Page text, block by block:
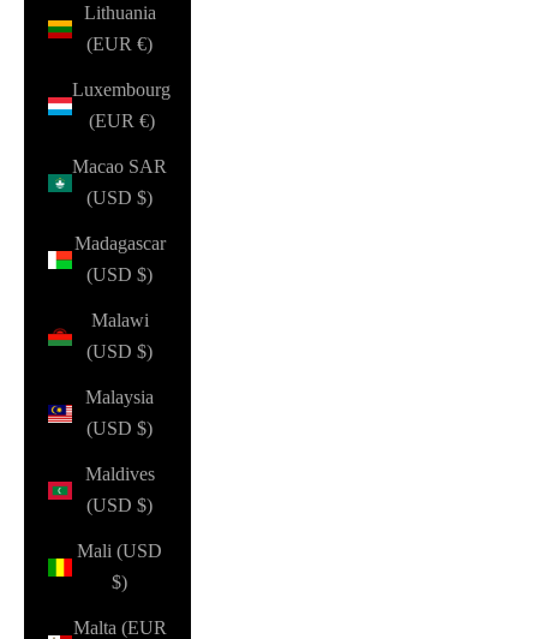
Lithuania
(EUR €)
Luxembourg
(EUR €)
Macao SAR
(USD $)
Madagascar
(USD $)
Malawi
(USD $)
Malaysia
(USD $)
Maldives
(USD $)
Mali (USD
$)
Malta (EUR